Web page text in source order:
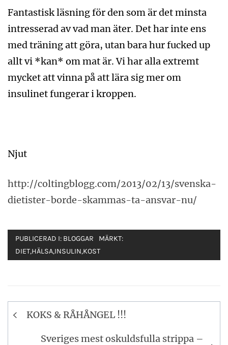
Fantastisk läsning för den som är det minsta
intresserad av vad man äter. Det har inte ens
med träning att göra, utan bara hur fucked up
allt vi *kan* om mat är. Vi har alla extremt
mycket att vinna på att lära sig mer om
insulinet fungerar i kroppen.
Njut
http://coltingblogg.com/2013/02/13/svenska-
dietister-borde-skammas-ta-ansvar-nu/
PUBLICERAD I: BLOGGAR
MÄRKT:
DIET,HÄLSA,INSULIN,KOST
Inläggsnavigering
KOKS & RÅHÅNGEL !!!
Sveriges mest oskuldsfulla strippa –